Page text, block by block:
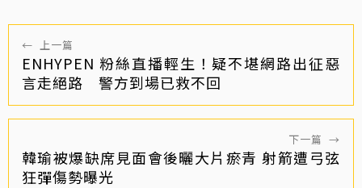
← 上一篇
ENHYPEN 粉絲直播輕生！疑不堪網路出征惡
言走絕路 警方到場已救不回
下一篇 →
韓瑜被爆缺席見面會後曬大片瘀青 射箭遭弓弦
狂彈傷勢曝光